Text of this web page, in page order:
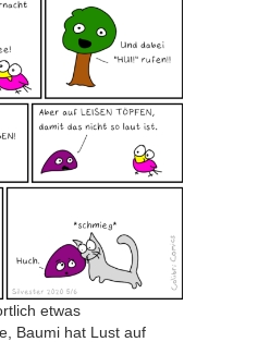
etwas
Baumi hat Lust auf